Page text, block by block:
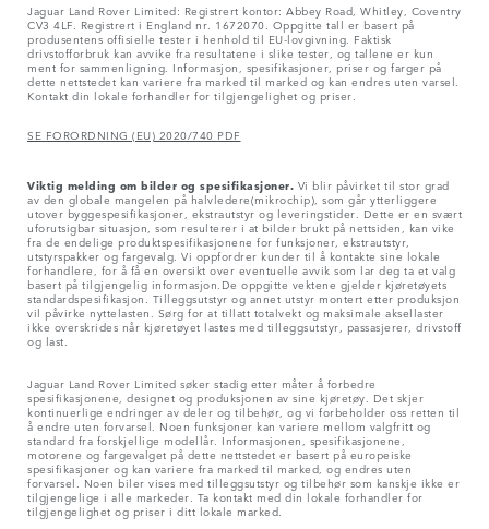
Jaguar Land Rover Limited: Registrert kontor: Abbey Road, Whitley, Coventry
CV3 4LF. Registrert i England nr. 1672070. Oppgitte tall er basert på
produsentens offisielle tester i henhold til EU-lovgivning. Faktisk
drivstofforbruk kan avvike fra resultatene i slike tester, og tallene er kun
ment for sammenligning. Informasjon, spesifikasjoner, priser og farger på
dette nettstedet kan variere fra marked til marked og kan endres uten varsel.
Kontakt din lokale forhandler for tilgjengelighet og priser.
SE FORORDNING (EU) 2020/740 PDF
Viktig melding om bilder og spesifikasjoner. Vi blir påvirket til stor grad
av den globale mangelen på halvledere(mikrochip), som går ytterliggere
utover byggespesifikasjoner, ekstrautstyr og leveringstider. Dette er en svært
uforutsigbar situasjon, som resulterer i at bilder brukt på nettsiden, kan vike
fra de endelige produktspesifikasjonene for funksjoner, ekstrautstyr,
utstyrspakker og fargevalg. Vi oppfordrer kunder til å kontakte sine lokale
forhandlere, for å få en oversikt over eventuelle avvik som lar deg ta et valg
basert på tilgjengelig informasjon.De oppgitte vektene gjelder kjøretøyets
standardspesifikasjon. Tilleggsutstyr og annet utstyr montert etter produksjon
vil påvirke nyttelasten. Sørg for at tillatt totalvekt og maksimale aksellaster
ikke overskrides når kjøretøyet lastes med tilleggsutstyr, passasjerer, drivstoff
og last.
Jaguar Land Rover Limited søker stadig etter måter å forbedre
spesifikasjonene, designet og produksjonen av sine kjøretøy. Det skjer
kontinuerlige endringer av deler og tilbehør, og vi forbeholder oss retten til
å endre uten forvarsel. Noen funksjoner kan variere mellom valgfritt og
standard fra forskjellige modellår. Informasjonen, spesifikasjonene,
motorene og fargevalget på dette nettstedet er basert på europeiske
spesifikasjoner og kan variere fra marked til marked, og endres uten
forvarsel. Noen biler vises med tilleggsutstyr og tilbehør som kanskje ikke er
tilgjengelige i alle markeder. Ta kontakt med din lokale forhandler for
tilgjengelighet og priser i ditt lokale marked.